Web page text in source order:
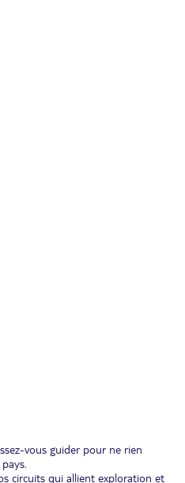
vous guider pour ne rien
circuits qui allient exploration et